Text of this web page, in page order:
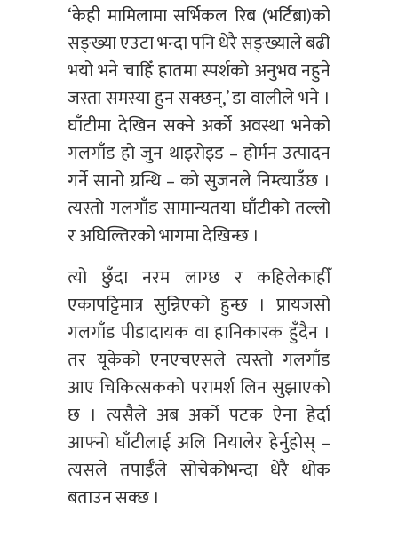
‘केही मामिलामा सर्भिकल रिब (भर्टिब्रा)को
सङ्ख्या एउटा भन्दा पनि धेरै सङ्ख्याले बढी
भयो भने चाहिँ हातमा स्पर्शको अनुभव नहुने
जस्ता समस्या हुन सक्छन्,’ डा वालीले भने ।
घाँटीमा देखिन सक्ने अर्को अवस्था भनेको
गलगाँड हो जुन थाइरोइड – होर्मन उत्पादन
गर्ने सानो ग्रन्थि – को सुजनले निम्त्याउँछ ।
त्यस्तो गलगाँड सामान्यतया घाँटीको तल्लो
र अघिल्तिरको भागमा देखिन्छ ।
त्यो छुँदा नरम लाग्छ र कहिलेकाहीँ
एकापट्टिमात्र सुन्निएको हुन्छ । प्रायजसो
गलगाँड पीडादायक वा हानिकारक हुँदैन ।
तर यूकेको एनएचएसले त्यस्तो गलगाँड
आए चिकित्सकको परामर्श लिन सुझाएको
छ । त्यसैले अब अर्को पटक ऐना हेर्दा
आफ्नो घाँटीलाई अलि नियालेर हेर्नुहोस् –
त्यसले तपाईँले सोचेकोभन्दा धेरै थोक
बताउन सक्छ ।